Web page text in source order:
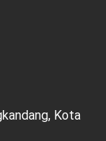
Kota